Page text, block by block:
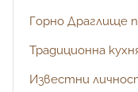
Църкви и
Горно Драглище
Традиционна
Известни